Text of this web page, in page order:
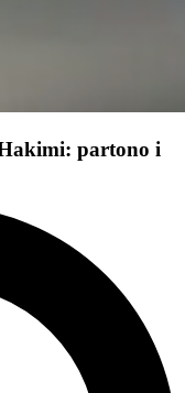
partono i